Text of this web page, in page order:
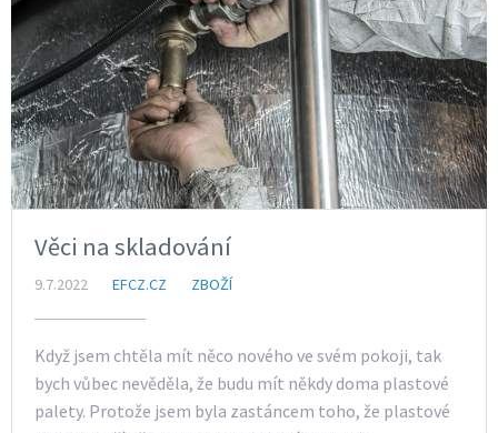
Věci na skladování
9.7.2022 EFCZ.CZ ZBOŽÍ
Když jsem chtěla mít něco nového ve svém pokoji, tak
bych vůbec nevěděla, že budu mít někdy doma plastové
palety. Protože jsem byla zastáncem toho, že plastové